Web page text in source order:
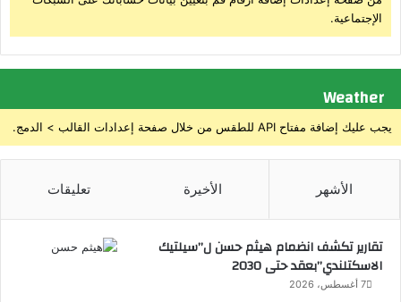
د
ة
ت
ه
ي
ل
ص
ب
م
س
د
ق
ئ
ق
الإجتماعية.
Weather
يجب عليك إضافة مفتاح API للطقس من خلال صفحة إعدادات القالب > الدمج.
الأشهر الأخيرة تعليقات
تقارير تكشف انضمام هيثم حسن ل”سيلتيك
الاسكتلندي”بعقد حتى 2030
7 أغسطس، 2026